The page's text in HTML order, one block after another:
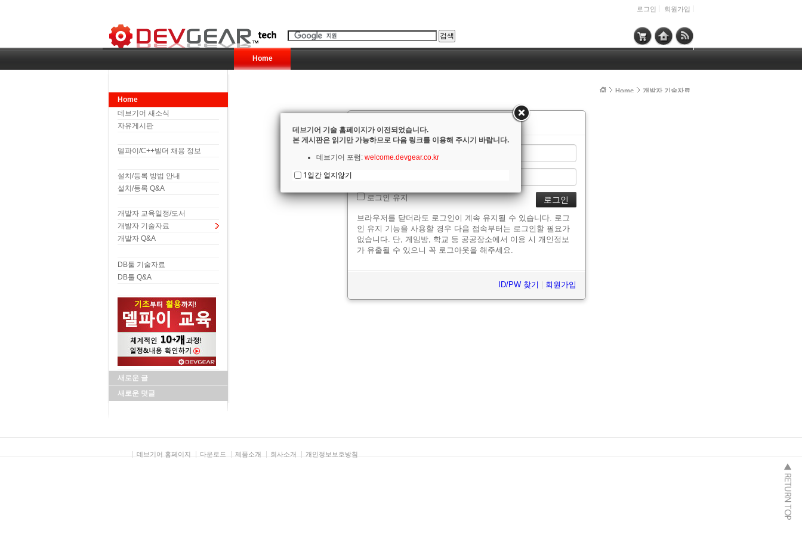
로그인 회원가입
Home
Home
데브기어 새소식
자유게시판
델파이/C++빌더 채용 정보
설치/등록 방법 안내
설치/등록 Q&A
개발자 교육일정/도서
개발자 기술자료
개발자 Q&A
DB툴 기술자료
DB툴 Q&A
새로운 글
새로운 덧글
Home 개발자 기술자료
로그인 유지
브라우저를 닫더라도 로그인이 계속 유지될 수 있습니다. 로그
인 유지 기능을 사용할 경우 다음 접속부터는 로그인할 필요가
없습니다. 단, 게임방, 학교 등 공공장소에서 이용 시 개인정보
가 유출될 수 있으니 꼭 로그아웃을 해주세요.
ID/PW 찾기 회원가입
데브기어 홈페이지 다운로드 제품소개 회사소개 개인정보보호방침
데브기어 기술 홈페이지가 이전되었습니다.
본 게시판은 읽기만 가능하므로 다음 링크를 이용해 주시기 바랍니다.
데브기어 포럼: welcome.devgear.co.kr
1일간 열지않기